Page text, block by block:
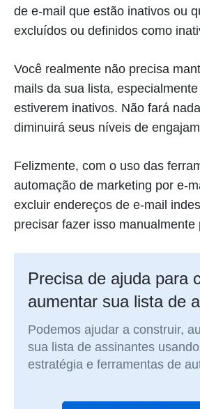
de e-mail que estão inativos ou
excluídos ou definidos como
Você realmente não precisa
mails da sua lista,
estiverem inativos. Não fará
diminuirá seus níveis de
Felizmente, com o uso das
automação de marketing por e-
excluir endereços de e-mail
precisar fazer isso manualmente
Precisa de ajuda para
aumentar sua lista de
Podemos ajudar a construir,
sua lista de assinantes
estratégia e ferramentas de